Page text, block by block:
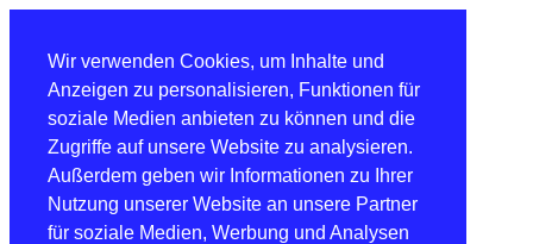
Wir verwenden Cookies, um Inhalte und
Anzeigen zu personalisieren, Funktionen für
soziale Medien anbieten zu können und die
Zugriffe auf unsere Website zu analysieren.
Außerdem geben wir Informationen zu Ihrer
Nutzung unserer Website an unsere Partner
für soziale Medien, Werbung und Analysen